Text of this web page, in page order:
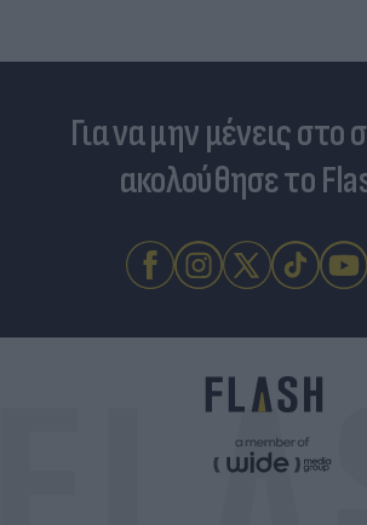
Για να μην μένεις στο
ακολούθησε το